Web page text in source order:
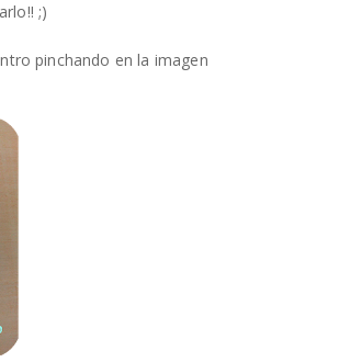
;)
pinchando en la imagen